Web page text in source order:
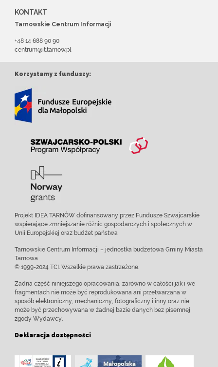
KONTAKT
Tarnowskie Centrum Informacji
+48 14 688 90 90
centrum@it.tarnow.pl
Korzystamy z funduszy:
Projekt IDEA TARNÓW dofinansowany przez Fundusze Szwajcarskie
wspierające zmniejszanie różnic gospodarczych i społecznych w
Unii Europejskiej oraz budżet państwa
Tarnowskie Centrum Informacji – jednostka budżetowa Gminy Miasta
Tarnowa
© 1999-2024 TCI. Wszelkie prawa zastrzeżone.
Żadna część niniejszego opracowania, zarówno w całości jak i we
fragmentach nie może być reprodukowana ani przetwarzana w
sposób elektroniczny, mechaniczny, fotograficzny i inny oraz nie
może być przechowywana w żadnej bazie danych bez pisemnej
zgody Wydawcy.
Deklaracja dostępności